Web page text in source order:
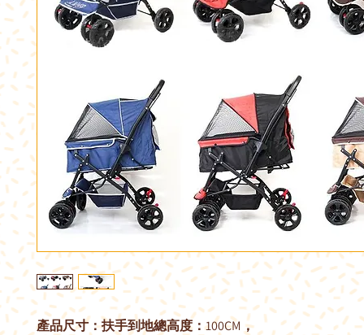
產品尺寸：扶手到地總高度：100CM，